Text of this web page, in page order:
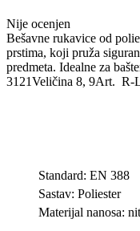
Nije ocenjen
Bešavne rukavice od
prstima, koji pruža
predmeta. Idealne za
3121Veličina 8, 9Art. R-
Standard: EN 388
Sastav: Poliester
Materijal nanosa: